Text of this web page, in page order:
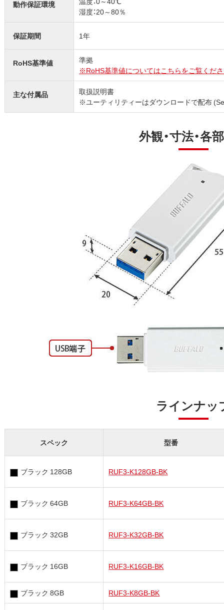
動作保証環境
湿度：20～80％
保証期間 1年
RoHS基準値
準拠
※RoHS基準値についてはこちらをご覧くだ
主な付属品
取扱説明書
※ユーティリティーはダウンロードで配布
外観・寸法・各
ラインナッ
スペック 型番
ブラック 128GB RUF3-K128GB-BK
ブラック 64GB RUF3-K64GB-BK
ブラック 32GB RUF3-K32GB-BK
ブラック 16GB RUF3-K16GB-BK
ブラック 8GB RUF3-K8GB-BK